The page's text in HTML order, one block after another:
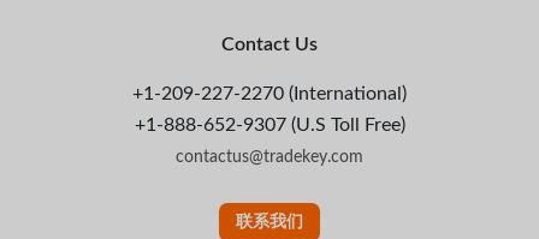
Contact Us
+1-209-227-2270 (International)
+1-888-652-9307 (U.S Toll Free)
contactus@tradekey.com
联系我们